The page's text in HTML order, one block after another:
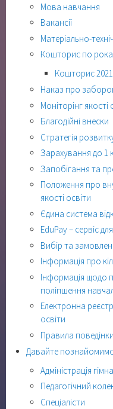
Мова навчання
Вакансії
Матеріально-
Кошторис по
Кошторис 2021
Наказ про
Моніторінг якості
Благодійні внески
Стратегія
Зарахування до 1
Запобігання та
Положення про
якості освіти
Єдина система
EduPay – сервіс
Вибір та
Інформація про
Інформація щодо
поліпшення
Електронна
освіти
Правила
Давайте
Адміністрація
Педагогічний
Спеціалісти